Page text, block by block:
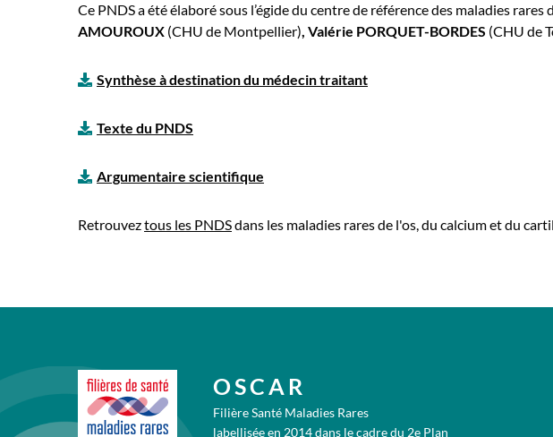
Ce PNDS a été élaboré sous l’égide du centre de référence des maladies
AMOUROUX (CHU de Montpellier), Valérie PORQUET-BORDES (CHU de
Synthèse à destination du médecin traitant
Texte du PNDS
Argumentaire scientifique
Retrouveztous les PNDSdans les maladies rares de l'os, du calcium et du
OSCAR
Filière Santé Maladies Rares
labellisée en 2014 dans le cadre du 2e Plan